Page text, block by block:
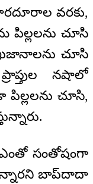
వరకు,
చూసి
ఖజానాలను చూసి
నషాలో
చూసి,
సంతోషంగా
బాప్‌దాదా